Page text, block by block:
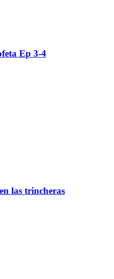
Ep 3-4
las trincheras